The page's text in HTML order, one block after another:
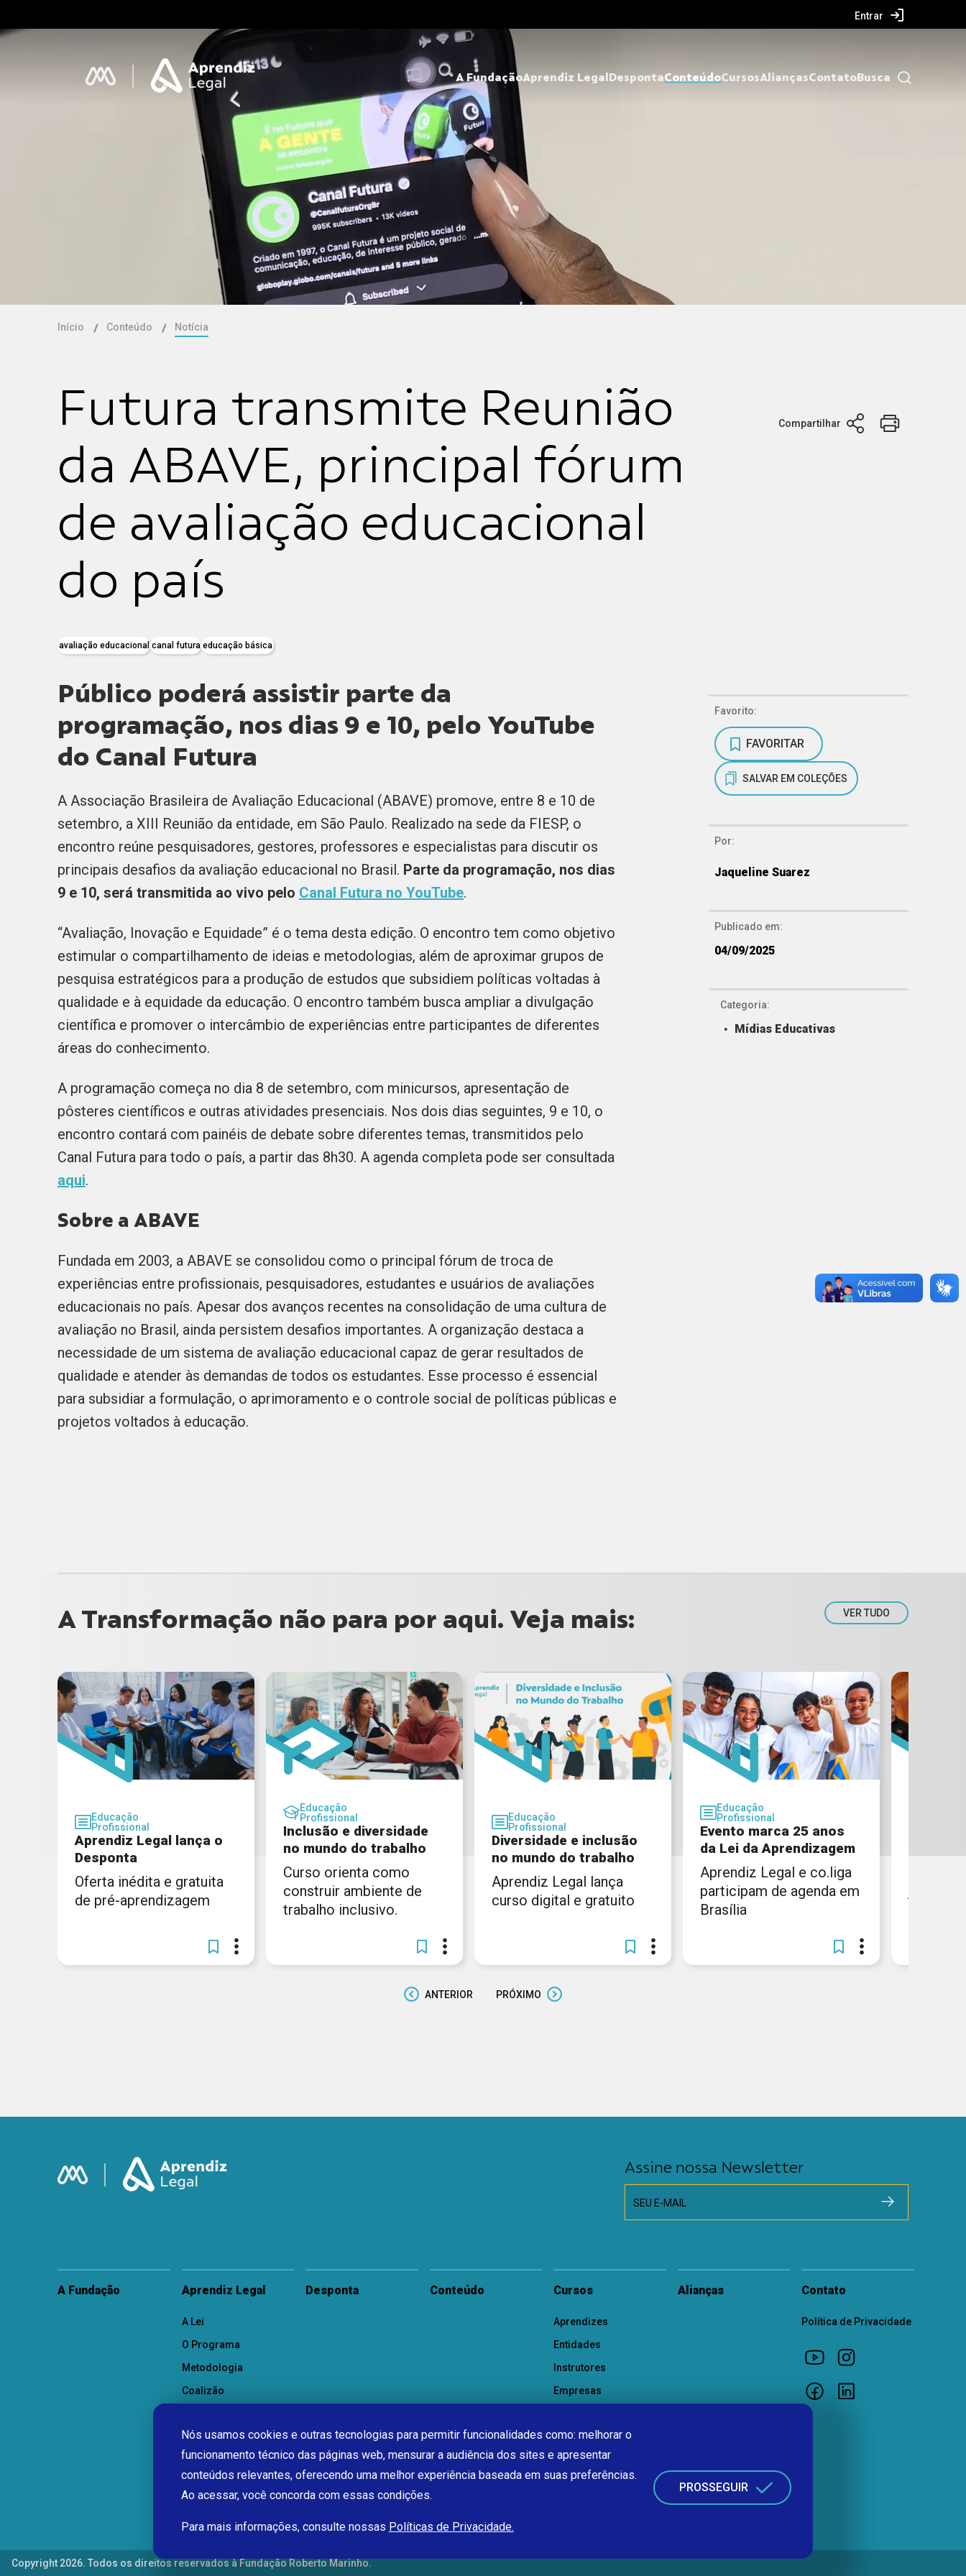
Entrar
A FundaçãoAprendiz Legal DespontaConteúdoCursosAliançasContatoBusca
Início Conteúdo Notícia
Futura transmite Reunião
da ABAVE, principal fórum
de avaliação educacional
do país
avaliação educacional canal futura educação básica
Compartilhar
Público poderá assistir parte da
programação, nos dias 9 e 10, pelo YouTube
do Canal Futura
A Associação Brasileira de Avaliação Educacional (ABAVE) promove, entre 8 e 10 de
setembro, a XIII Reunião da entidade, em São Paulo. Realizado na sede da FIESP, o
encontro reúne pesquisadores, gestores, professores e especialistas para discutir os
principais desafios da avaliação educacional no Brasil. Parte da programação, nos dias
9 e 10, será transmitida ao vivo pelo Canal Futura no YouTube.
“Avaliação, Inovação e Equidade” é o tema desta edição. O encontro tem como objetivo
estimular o compartilhamento de ideias e metodologias, além de aproximar grupos de
pesquisa estratégicos para a produção de estudos que subsidiem políticas voltadas à
qualidade e à equidade da educação. O encontro também busca ampliar a divulgação
científica e promover o intercâmbio de experiências entre participantes de diferentes
áreas do conhecimento.
A programação começa no dia 8 de setembro, com minicursos, apresentação de
pôsteres científicos e outras atividades presenciais. Nos dois dias seguintes, 9 e 10, o
encontro contará com painéis de debate sobre diferentes temas, transmitidos pelo
Canal Futura para todo o país, a partir das 8h30. A agenda completa pode ser consultada
aqui.
Sobre a ABAVE
Fundada em 2003, a ABAVE se consolidou como o principal fórum de troca de
experiências entre profissionais, pesquisadores, estudantes e usuários de avaliações
educacionais no país. Apesar dos avanços recentes na consolidação de uma cultura de
avaliação no Brasil, ainda persistem desafios importantes. A organização destaca a
necessidade de um sistema de avaliação educacional capaz de gerar resultados de
qualidade e atender às demandas de todos os estudantes. Esse processo é essencial
para subsidiar a formulação, o aprimoramento e o controle social de políticas públicas e
projetos voltados à educação.
Favorito:
FAVORITAR
SALVAR EM COLEÇÕES
Por:
Jaqueline Suarez
Publicado em:
04/09/2025
Categoria:
Mídias Educativas
A Transformação não para por aqui. Veja mais: VER TUDO
Educação
Profissional
Aprendiz Legal lança o
Desponta
Oferta inédita e gratuita
de pré-aprendizagem
Educação
Profissional
Inclusão e diversidade
no mundo do trabalho
Curso orienta como
construir ambiente de
trabalho inclusivo.
Educação
Profissional
Diversidade e inclusão
no mundo do trabalho
Aprendiz Legal lança
curso digital e gratuito
Educação
Profissional
Evento marca 25 anos
da Lei da Aprendizagem
Aprendiz Legal e co.liga
participam de agenda em
Brasília
ANTERIOR PRÓXIMO
Assine nossa Newsletter
SEU E-MAIL
A Fundação Aprendiz Legal
A Lei
O Programa
Metodologia
Coalizão
Desponta Conteúdo Cursos
Aprendizes
Entidades
Instrutores
Empresas
Alianças Contato
Política de Privacidade
Copyright 2026. Todos os direitos reservados à Fundação Roberto Marinho.
Nós usamos cookies e outras tecnologias para permitir funcionalidades como: melhorar o
funcionamento técnico das páginas web, mensurar a audiência dos sites e apresentar
conteúdos relevantes, oferecendo uma melhor experiência baseada em suas preferências.
Ao acessar, você concorda com essas condições.
Para mais informações, consulte nossas Políticas de Privacidade.
PROSSEGUIR